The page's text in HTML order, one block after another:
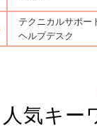
テクニカルサポー
ヘルプデスク
人気キー